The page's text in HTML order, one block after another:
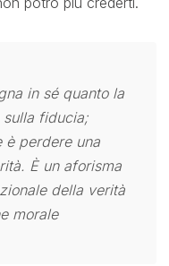
in sé quanto la
fiducia;
è perdere una
È un aforisma
della verità
morale